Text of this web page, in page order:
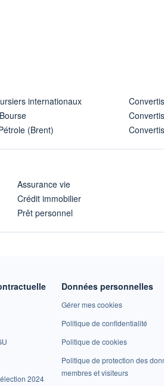
internationaux
(Brent)
Assurance vie
Crédit immobilier
Prêt personnel
2024
Données personnelles
Gérer mes cookies
Politique de confidentialité
Politique de cookies
Politique de protection des
membres et visiteurs